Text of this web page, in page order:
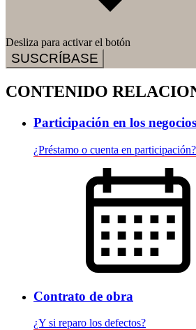
Desliza para activar el botón
SUSCRÍBASE
CONTENIDO
Participación en los negocios
¿Préstamo o cuenta en participación?
Contrato de obra
¿Y si reparo los defectos?